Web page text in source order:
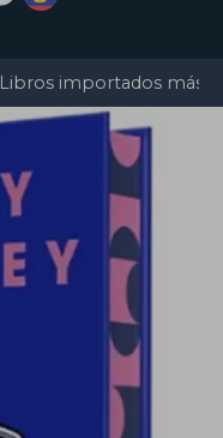
Libros importados más